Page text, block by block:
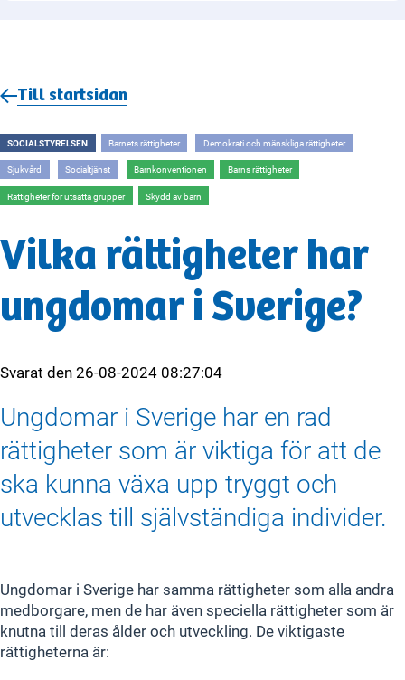
Till startsidan
SOCIALSTYRELSEN Barnets rättigheter Demokrati och mänskliga rättigheter
Sjukvård Socialtjänst Barnkonventionen Barns rättigheter
Rättigheter för utsatta grupper Skydd av barn
Vilka rättigheter har
ungdomar i Sverige?
Svarat den26-08-2024 08:27:04
Ungdomar i Sverige har en rad
rättigheter som är viktiga för att de
ska kunna växa upp tryggt och
utvecklas till självständiga individer.
Ungdomar i Sverige har samma rättigheter som alla andra
medborgare, men de har även speciella rättigheter som är
knutna till deras ålder och utveckling. De viktigaste
rättigheterna är: